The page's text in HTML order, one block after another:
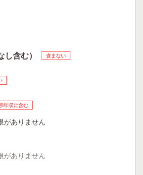
含む） 含まない
年収に含む
がありません
がありません